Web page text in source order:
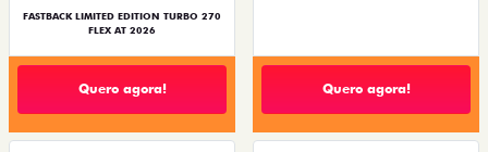
FASTBACK LIMITED EDITION TURBO 270
FLEX AT 2026
Quero agora! Quero agora!